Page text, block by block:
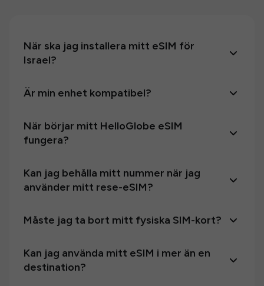
När ska jag installera mitt eSIM för
Israel?
Är min enhet kompatibel?
När börjar mitt HelloGlobe eSIM
fungera?
Kan jag behålla mitt nummer när jag
använder mitt rese-eSIM?
Måste jag ta bort mitt fysiska SIM-kort?
Kan jag använda mitt eSIM i mer än en
destination?